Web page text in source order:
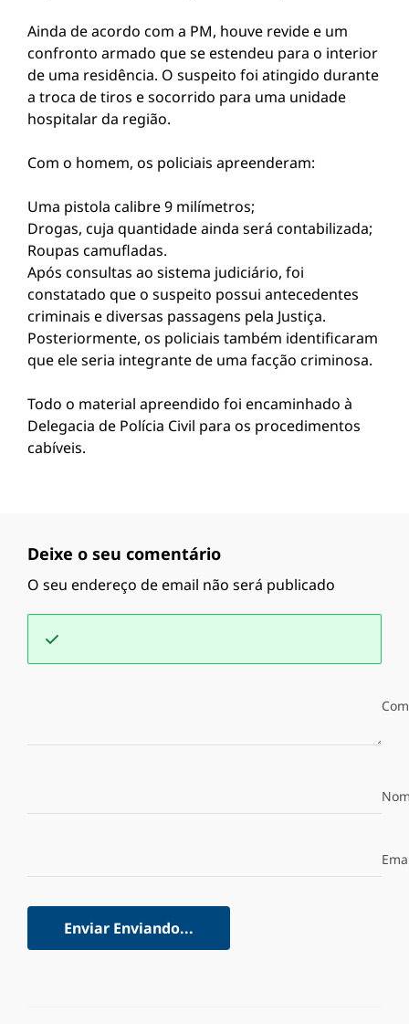
Ainda de acordo com a PM, houve revide e um
confronto armado que se estendeu para o interior
de uma residência. O suspeito foi atingido durante
a troca de tiros e socorrido para uma unidade
hospitalar da região.
Com o homem, os policiais apreenderam:
Uma pistola calibre 9 milímetros;
Drogas, cuja quantidade ainda será contabilizada;
Roupas camufladas.
Após consultas ao sistema judiciário, foi
constatado que o suspeito possui antecedentes
criminais e diversas passagens pela Justiça.
Posteriormente, os policiais também identificaram
que ele seria integrante de uma facção criminosa.
Todo o material apreendido foi encaminhado à
Delegacia de Polícia Civil para os procedimentos
cabíveis.
Deixe o seu comentário
O seu endereço de email não será publicado
Enviar Enviando...